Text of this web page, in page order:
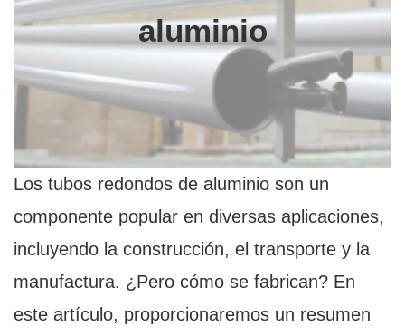
aluminio
Los tubos redondos de aluminio son un
componente popular en diversas aplicaciones,
incluyendo la construcción, el transporte y la
manufactura. ¿Pero cómo se fabrican? En
este artículo, proporcionaremos un resumen